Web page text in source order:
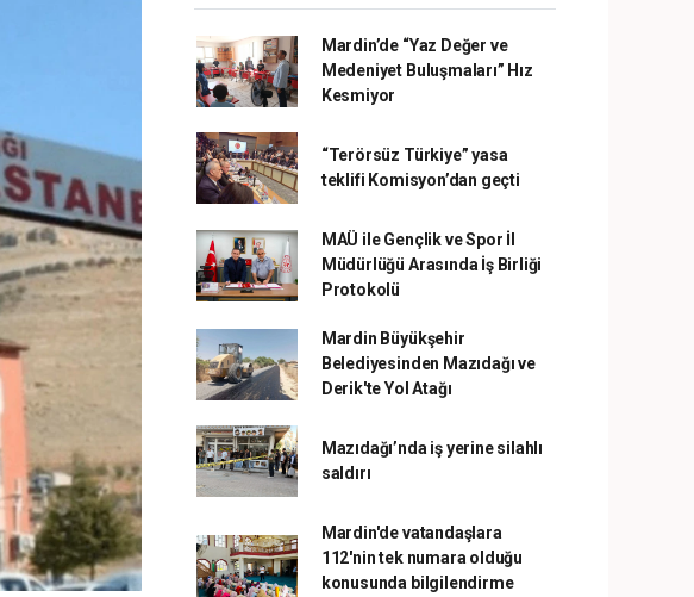
Mardin’de “Yaz Değer ve
Medeniyet Buluşmaları” Hız
Kesmiyor
“Terörsüz Türkiye” yasa
teklifi Komisyon’dan geçti
MAÜ ile Gençlik ve Spor İl
Müdürlüğü Arasında İş Birliği
Protokolü
Mardin Büyükşehir
Belediyesinden Mazıdağı ve
Derik'te Yol Atağı
Mazıdağı’nda iş yerine silahlı
saldırı
Mardin'de vatandaşlara
112'nin tek numara olduğu
konusunda bilgilendirme